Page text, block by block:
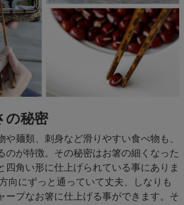
の秘密
や麺類、刺身など滑りやすい食べ物も、
のが特徴。その秘密はお箸の細くなった
四角い形に仕上げられている事にありま
向にずっと通っていて丈夫、しなりも
ープなお箸に仕上げる事ができます。そ